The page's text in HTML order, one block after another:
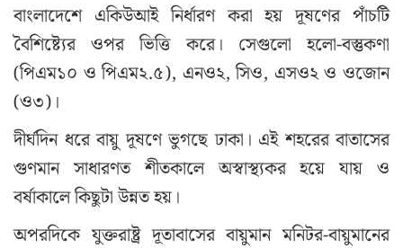
বাংলাদেশে একিউআই নির্ধারণ করা হয় দূষণের পাঁচটি
বৈশিষ্ট্যের ওপর ভিত্তি করে। সেগুলো হলো-বস্তুকণা
(পিএম১০ ও পিএম২.৫), এনও২, সিও, এসও২ ও ওজোন
(ও৩)।
দীর্ঘদিন ধরে বায়ু দূষণে ভুগছে ঢাকা। এই শহরের বাতাসের
গুণমান সাধারণত শীতকালে অস্বাস্থ্যকর হয়ে যায় ও
বর্ষাকালে কিছুটা উন্নত হয়।
অপরদিকে যুক্তরাষ্ট্র দূতাবাসের বায়ুমান মনিটর-বায়ুমানের